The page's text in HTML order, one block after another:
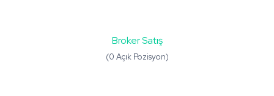
Broker Satış
(0 Açık Pozisyon)